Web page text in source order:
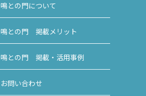
鳴との門について
鳴との門 掲載メリット
鳴との門 掲載・活用事例
お問い合わせ